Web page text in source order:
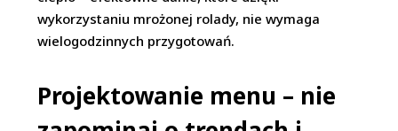
wykorzystaniu mrożonej rolady, nie wymaga
wielogodzinnych przygotowań.
Projektowanie menu – nie